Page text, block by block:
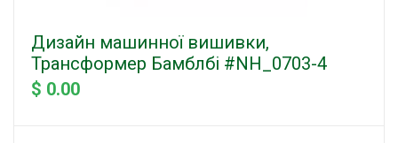
Дизайн машинної вишивки,
Трансформер Бамблбі #NH_0703-4
$ 0.00